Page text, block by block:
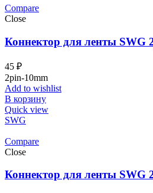
Compare
Close
Коннектор для ленты SWG
45 ₽
2pin-10mm
Add to wishlist
В корзину
Quick view
SWG
Compare
Close
Коннектор для ленты SWG